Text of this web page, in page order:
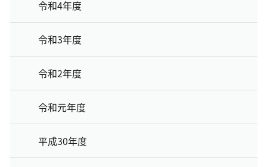
令和4年度
令和3年度
令和2年度
令和元年度
平成30年度